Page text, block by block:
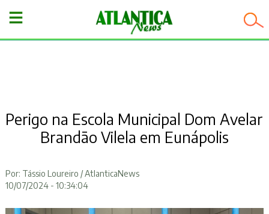
−
Perigo na Escola Municipal Dom Avelar
Brandão Vilela em Eunápolis
Por: Tássio Loureiro / AtlanticaNews
10/07/2024 - 10:34:04